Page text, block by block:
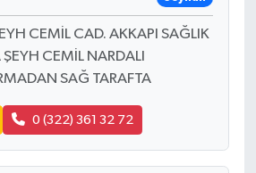
CEMİL CAD. AKKAPI SAĞLIK
CEMİL NARDALI
SAĞ TARAFTA
0 (322) 361 32 72